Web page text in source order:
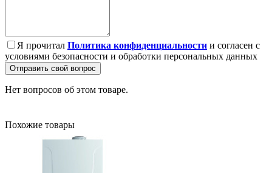
Я прочитал Политика конфиденциальности и согласен с
условиями безопасности и обработки персональных данных
Отправить свой вопрос
Нет вопросов об этом товаре.
Похожие товары